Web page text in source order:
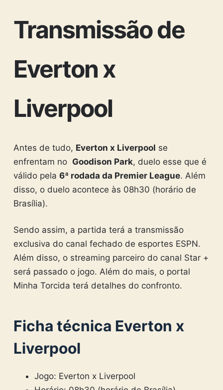
Transmissão de
Everton x
Liverpool
Antes de tudo, Everton x Liverpool se
enfrentam no Goodison Park, duelo esse que é
válido pela 6ª rodada da Premier League. Além
disso, o duelo acontece às 08h30 (horário de
Brasília).
Sendo assim, a partida terá a transmissão
exclusiva do canal fechado de esportes ESPN.
Além disso, o streaming parceiro do canal Star +
será passado o jogo. Além do mais, o portal
Minha Torcida terá detalhes do confronto.
Ficha técnica Everton x
Liverpool
Jogo: Everton x Liverpool